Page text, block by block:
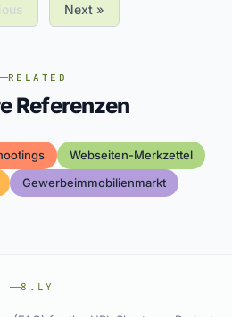
Next »
RELATED
Referenzen
Webseiten-Merkzettel
Gewerbeimmobilienmarkt
8.LY